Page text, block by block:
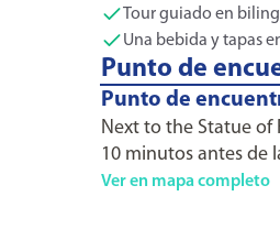
Tour guiado en
Una bebida y tapas
Punto de
Punto de
Next to the Statue of
10 minutos antes de
Ver en mapa completo